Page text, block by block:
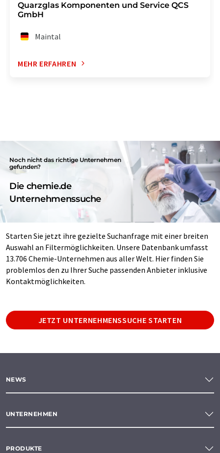
Quarzglas Komponenten und Service QCS
GmbH
Maintal
MEHR ERFAHREN
Noch nicht das richtige Unternehmen
gefunden?
Die chemie.de
Unternehmenssuche
Starten Sie jetzt ihre gezielte Suchanfrage mit einer breiten
Auswahl an Filtermöglichkeiten. Unsere Datenbank umfasst
13.706 Chemie-Unternehmen aus aller Welt. Hier finden Sie
problemlos den zu Ihrer Suche passenden Anbieter inklusive
Kontaktmöglichkeiten.
JETZT UNTERNEHMENSSUCHE STARTEN
NEWS
UNTERNEHMEN
PRODUKTE